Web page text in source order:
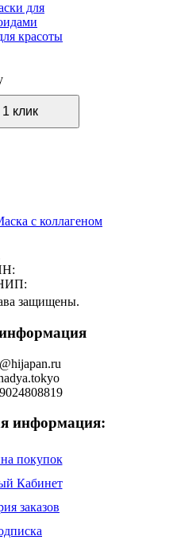
для
красоты
с коллагеном
защищены.
информация:
покупок
Кабинет
заказов